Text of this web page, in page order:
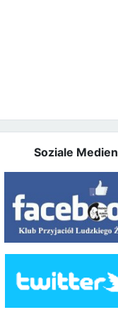
Soziale Medien